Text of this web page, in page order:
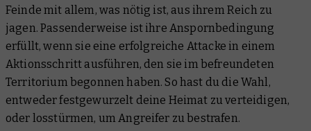
Feinde mit allem, was nötig ist, aus ihrem Reich zu
jagen. Passenderweise ist ihre Anspornbedingung
erfüllt, wenn sie eine erfolgreiche Attacke in einem
Aktionsschritt ausführen, den sie im befreundeten
Territorium begonnen haben. So hast du die Wahl,
entweder festgewurzelt deine Heimat zu verteidigen,
oder losstürmen, um Angreifer zu bestrafen.